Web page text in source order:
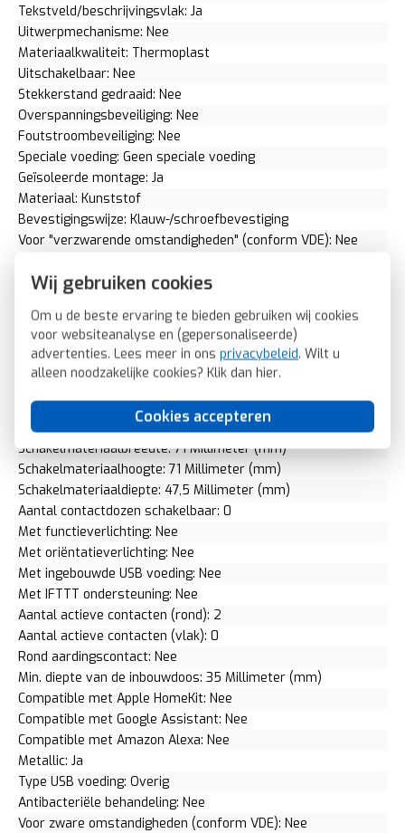
Wij gebruiken cookies
Om u de beste ervaring te bieden gebruiken wij cookies
voor websiteanalyse en (gepersonaliseerde)
advertenties. Lees meer in ons privacybeleid. Wilt u
alleen noodzakelijke cookies? Klik dan hier.
Cookies accepteren
Tekstveld/beschrijvingsvlak: Ja
Uitwerpmechanisme: Nee
Materiaalkwaliteit: Thermoplast
Uitschakelbaar: Nee
Stekkerstand gedraaid: Nee
Overspanningsbeveiliging: Nee
Foutstroombeveiliging: Nee
Speciale voeding: Geen speciale voeding
Geïsoleerde montage: Ja
Materiaal: Kunststof
Bevestigingswijze: Klauw-/schroefbevestiging
Voor "verzwarende omstandigheden" (conform VDE): Nee
RAL-nummer (vergelijkbaar): 9006
Transparant: Nee
Uitvoering oppervlakte: Mat
Met glaszekering: Nee
Met doorlusvoorziening: Nee
Geschikt voor beschermingsgraad (IP): IP20
Fase-aftakking: Geen
Schakelmateriaalbreedte: 71 Millimeter (mm)
Schakelmateriaalhoogte: 71 Millimeter (mm)
Schakelmateriaaldiepte: 47,5 Millimeter (mm)
Aantal contactdozen schakelbaar: 0
Met functieverlichting: Nee
Met oriëntatieverlichting: Nee
Met ingebouwde USB voeding: Nee
Met IFTTT ondersteuning: Nee
Aantal actieve contacten (rond): 2
Aantal actieve contacten (vlak): 0
Rond aardingscontact: Nee
Min. diepte van de inbouwdoos: 35 Millimeter (mm)
Compatible met Apple HomeKit: Nee
Compatible met Google Assistant: Nee
Compatible met Amazon Alexa: Nee
Metallic: Ja
Type USB voeding: Overig
Antibacteriële behandeling: Nee
Voor zware omstandigheden (conform VDE): Nee